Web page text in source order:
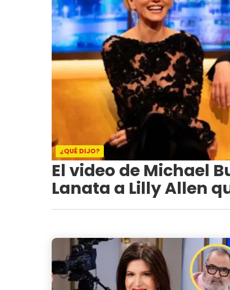
¿QUÉ DIJO?
El video de Michael
Lanata a Lilly Allen